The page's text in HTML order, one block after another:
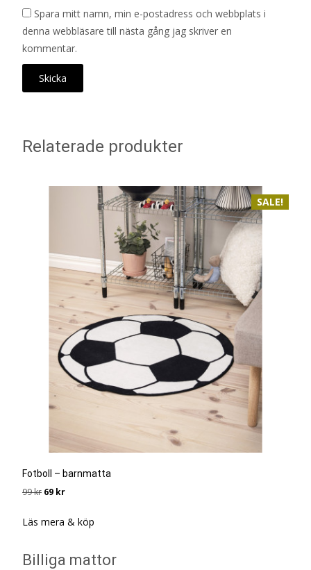
Spara mitt namn, min e-postadress och webbplats i
denna webbläsare till nästa gång jag skriver en
kommentar.
Relaterade produkter
SALE!
Fotboll – barnmatta
99kr Det
priset
69 krDet
priset
Läs mera & köp
Billiga mattor